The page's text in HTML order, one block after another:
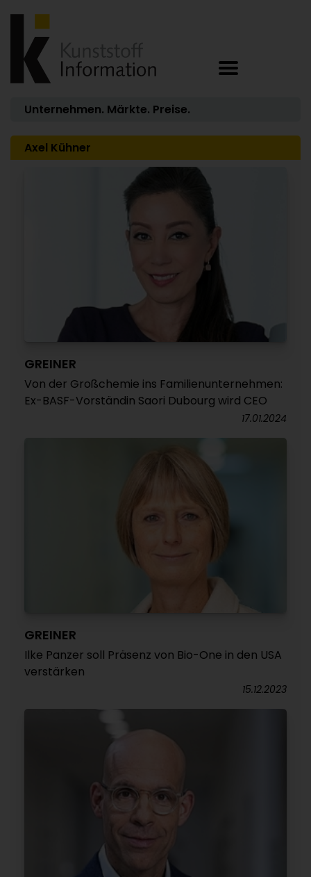
Unternehmen. Märkte. Preise.
Axel Kühner
GREINER
Von der Großchemie ins Familienunternehmen:
Ex-BASF-Vorständin Saori Dubourg wird CEO
17.01.2024
GREINER
Ilke Panzer soll Präsenz von Bio-One in den USA
verstärken
15.12.2023